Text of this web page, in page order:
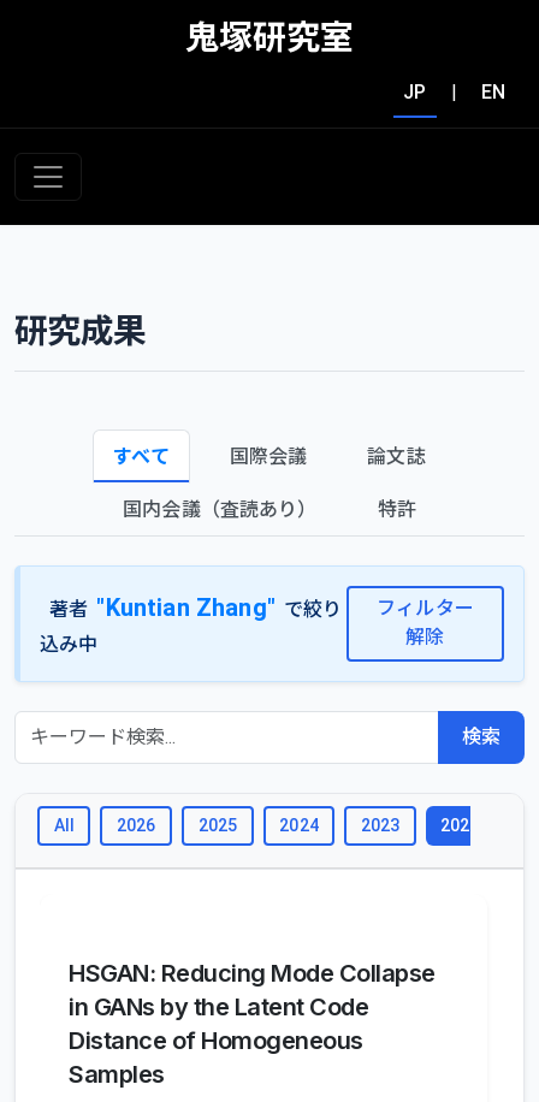
鬼塚研究室
JP | EN
研究成果
すべて 国際会議 論文誌
国内会議（査読あり） 特許
著者 "Kuntian Zhang" で絞り
込み中
フィルター
解除
検索
All 2026 2025 2024 2023 2022
HSGAN: Reducing Mode Collapse
in GANs by the Latent Code
Distance of Homogeneous
Samples